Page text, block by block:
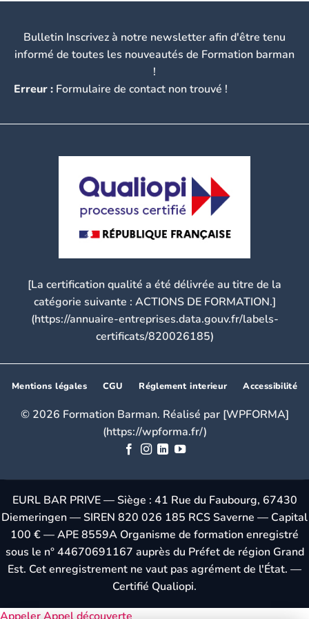
Bulletin Inscrivez à notre newsletter afin d'être tenu
informé de toutes les nouveautés de Formation barman
!
Erreur : Formulaire de contact non trouvé !
[La certification qualité a été délivrée au titre de la
catégorie suivante : ACTIONS DE FORMATION.]
(https://annuaire-entreprises.data.gouv.fr/labels-
certificats/820026185)
Mentions légales CGU Réglement interieur Accessibilité
© 2026 Formation Barman. Réalisé par [WPFORMA]
(https://wpforma.fr/)
EURL BAR PRIVE — Siège : 41 Rue du Faubourg, 67430
Diemeringen — SIREN 820 026 185 RCS Saverne — Capital
100 € — APE 8559A Organisme de formation enregistré
sous le n° 44670691167 auprès du Préfet de région Grand
Est. Cet enregistrement ne vaut pas agrément de l'État. —
Certifié Qualiopi.